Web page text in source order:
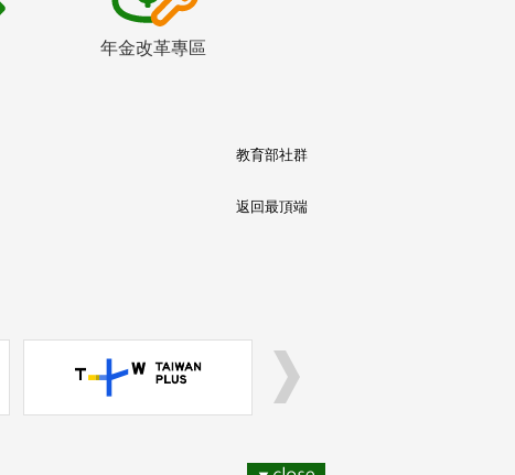
年金改革專區
教育部社群
返回最頂端